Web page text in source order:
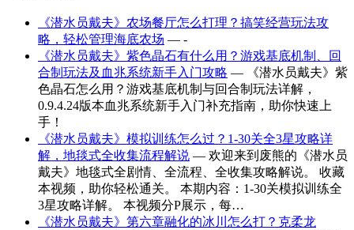
《潜水员戴夫》农场餐厅怎么打理？搞笑经营玩法攻
略，轻松管理海底农场 — -
《潜水员戴夫》紫色晶石有什么用？游戏基底机制、回
合制玩法及血兆系统新手入门攻略 — 《潜水员戴夫》紫
色晶石怎么用？游戏基底机制与回合制玩法详解，
0.9.4.24版本血兆系统新手入门补充指南，助你快速上
手！
《潜水员戴夫》模拟训练怎么过？1-30关全3星攻略详
解，地毯式全收集流程解说 — 欢迎来到废熊的《潜水员
戴夫》地毯式全剧情、全流程、全收集攻略解说。 收藏
本视频，助你轻松通关。 本期内容：1-30关模拟训练全
3星攻略详解。 本视频分P展示，每…
《潜水员戴夫》第六章融化的冰川怎么打？克柔龙